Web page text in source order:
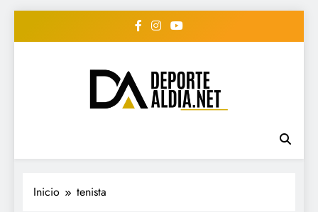
• DEPORTE AL DIA •
"Periodico Deportivo
Digital"
#deportealdiard #deportealdiaperiodico
Inicio tenista